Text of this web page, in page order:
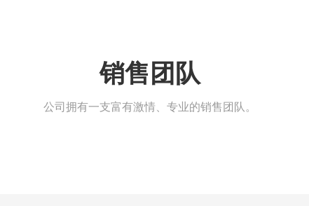
销售团队
公司拥有一支富有激情、专业的销售团队。